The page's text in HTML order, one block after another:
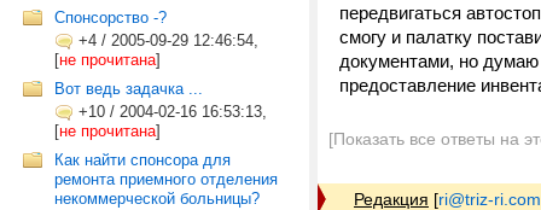
Cпонсорство -?
+4 / 2005-09-29 12:46:54,
[не прочитана]
Вот ведь задачка ...
+10 / 2004-02-16 16:53:13,
[не прочитана]
Как найти спонсора для
ремонта приемного отделения
некоммерческой больницы?
передвигаться
смогу и палатку
документами, но
предоставление
[Показать все ответы на
Редакция [ri@triz-ri.com